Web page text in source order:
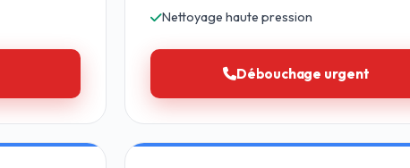
Nettoyage haute pression
Débouchage urgent